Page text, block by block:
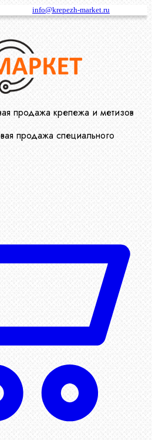
info@krepezh-market.ru
продажа крепежа и метизов
продажа специального